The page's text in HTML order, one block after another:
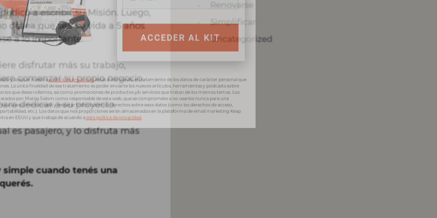
a escribir su Misión. Luego,
desea que sea su vida a 5 años
a lo importante.
disfrutar más su trabajo,
comenzar su propio negocio.
dedicar a su proyecto.
es pasajero, y lo disfruta más
cuando tenés una
Renovarse
Simplificar
Uncategorized
y aceptar nuestra política de privacidadestás autorizando el tratamiento de los datos de carácter personal que
La única finalidad de ese tratamiento es poder enviarte los nuevos artículos, herramientas y podcasts sobre
que desarrollemos, así como promociones de productos y/o servicios que tratan de los mismos temas. Los
por Matías Salom como responsable de esta web, que se compromete a no usarlos nunca para una
a la aquí mencionada y respetar todos tus otros derechos sobre esos datos (como los derechos de acceso,
etc.). Los datos que nos proporciones serán almacenados en la plataforma de email marketing Keap
en EEUU y que trabaja de acuerdo a
esta política de privacidad